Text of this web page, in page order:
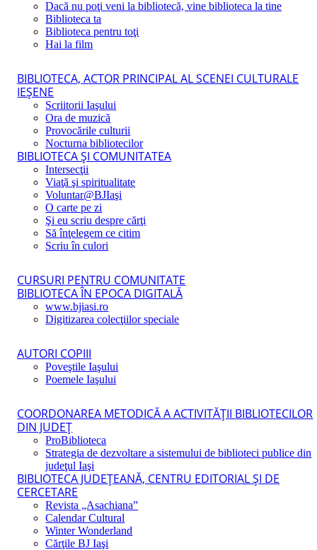
Dacă nu poţi veni la bibliotecă, vine biblioteca la tine
Biblioteca ta
Biblioteca pentru toţi
Hai la film
BIBLIOTECA, ACTOR PRINCIPAL AL SCENEI CULTURALE
IEŞENE
Scriitorii Iaşului
Ora de muzică
Provocările culturii
Nocturna bibliotecilor
BIBLIOTECA ŞI COMUNITATEA
Intersecţii
Viaţă şi spiritualitate
Voluntar@BJIaşi
O carte pe zi
Şi eu scriu despre cărţi
Să înţelegem ce citim
Scriu în culori
CURSURI PENTRU COMUNITATE
BIBLIOTECA ÎN EPOCA DIGITALĂ
www.bjiasi.ro
Digitizarea colecţiilor speciale
AUTORI COPIII
Poveştile Iaşului
Poemele Iaşului
COORDONAREA METODICĂ A ACTIVITĂŢII BIBLIOTECILOR
DIN JUDEŢ
ProBiblioteca
Strategia de dezvoltare a sistemului de biblioteci publice din
judeţul Iaşi
BIBLIOTECA JUDEŢEANĂ, CENTRU EDITORIAL ŞI DE
CERCETARE
Revista „Asachiana”
Calendar Cultural
Winter Wonderland
Cărţile BJ Iaşi